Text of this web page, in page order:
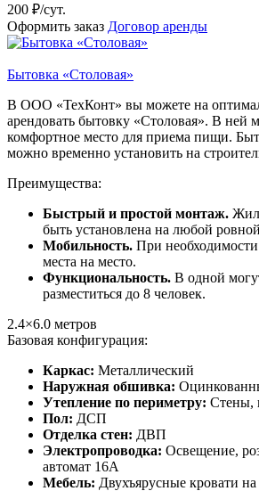
200 ₽/сут.
Оформить заказ Договор аренды
Бытовка «Столовая»
В ООО «ТехКонт» вы можете на
арендовать бытовку «Столовая». В ней
комфортное место для приема пищи.
можно временно установить на
Преимущества:
Быстрый и простой монтаж.
быть установлена на любой
Мобильность. При
места на место.
Функциональность. В одной
разместиться до 8 человек.
2.4×6.0 метров
Базовая конфигурация:
Каркас: Металлический
Наружная обшивка:
Утепление по периметру: Стены,
Пол: ДСП
Отделка стен: ДВП
Электропроводка: Освещение,
автомат 16А
Мебель: Двухъярусные кровати на